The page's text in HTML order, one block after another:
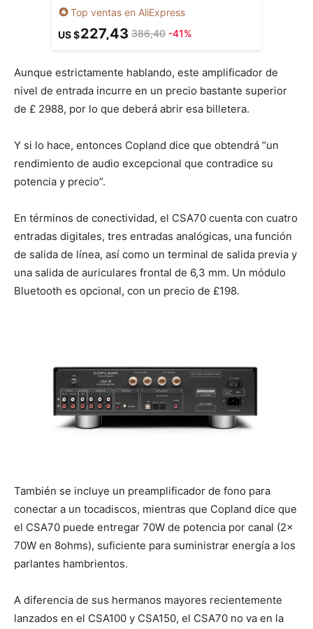
Top ventas en AliExpress
US $227,43 386,40 -41%
Aunque estrictamente hablando, este amplificador de
nivel de entrada incurre en un precio bastante superior
de £ 2988, por lo que deberá abrir esa billetera.
Y si lo hace, entonces Copland dice que obtendrá “un
rendimiento de audio excepcional que contradice su
potencia y precio”.
En términos de conectividad, el CSA70 cuenta con cuatro
entradas digitales, tres entradas analógicas, una función
de salida de línea, así como un terminal de salida previa y
una salida de auriculares frontal de 6,3 mm. Un módulo
Bluetooth es opcional, con un precio de £198.
También se incluye un preamplificador de fono para
conectar a un tocadiscos, mientras que Copland dice que
el CSA70 puede entregar 70W de potencia por canal (2x
70W en 8ohms), suficiente para suministrar energía a los
parlantes hambrientos.
A diferencia de sus hermanos mayores recientemente
lanzados en el CSA100 y CSA150, el CSA70 no va en la